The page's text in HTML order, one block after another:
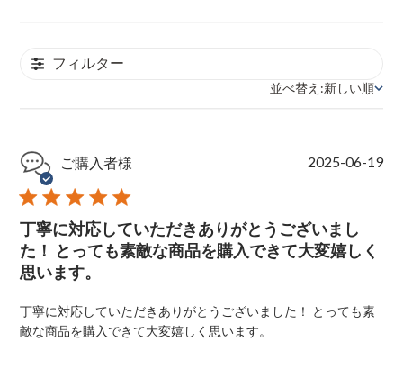
フィルター
並べ替え
並べ替え:新しい順
ご購入者様
丁寧に対応していただきありがとうございまし
た！ とっても素敵な商品を購入できて大変嬉しく
思います。
丁寧に対応していただきありがとうございました！ とっても素
敵な商品を購入できて大変嬉しく思います。
P
2025-06-19